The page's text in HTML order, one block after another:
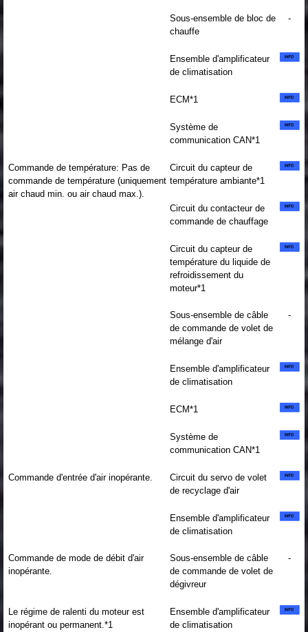
Sous-ensemble de bloc de
chauffe
-
Ensemble d'amplificateur
de climatisation
ECM*1
Système de
communication CAN*1
Commande de température: Pas de
commande de température (uniquement
air chaud min. ou air chaud max.).
Circuit du capteur de
température ambiante*1
Circuit du contacteur de
commande de chauffage
Circuit du capteur de
température du liquide de
refroidissement du
moteur*1
Sous-ensemble de câble
de commande de volet de
mélange d'air
-
Ensemble d'amplificateur
de climatisation
ECM*1
Système de
communication CAN*1
Commande d'entrée d'air inopérante.
Circuit du servo de volet
de recyclage d'air
Ensemble d'amplificateur
de climatisation
Commande de mode de débit d'air
inopérante.
Sous-ensemble de câble
de commande de volet de
dégivreur
-
Le régime de ralenti du moteur est
inopérant ou permanent.*1
Ensemble d'amplificateur
de climatisation